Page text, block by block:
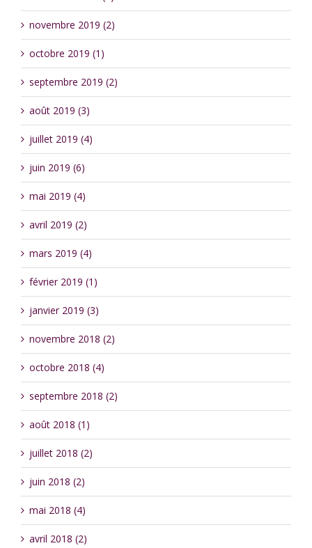
novembre 2019 (2)
octobre 2019 (1)
septembre 2019 (2)
août 2019 (3)
juillet 2019 (4)
juin 2019 (6)
mai 2019 (4)
avril 2019 (2)
mars 2019 (4)
février 2019 (1)
janvier 2019 (3)
novembre 2018 (2)
octobre 2018 (4)
septembre 2018 (2)
août 2018 (1)
juillet 2018 (2)
juin 2018 (2)
mai 2018 (4)
avril 2018 (2)